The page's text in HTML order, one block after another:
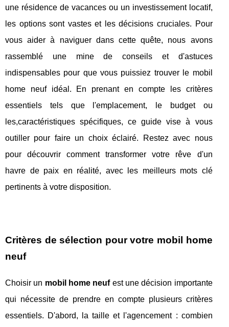
une résidence de vacances ou un investissement locatif,
les options sont vastes et les décisions cruciales. Pour
vous aider à naviguer dans cette quête, nous avons
rassemblé une mine de conseils et d'astuces
indispensables pour que vous puissiez trouver le mobil
home neuf idéal. En prenant en compte les critères
essentiels tels que l'emplacement, le budget ou
les,caractéristiques spécifiques, ce guide vise à vous
outiller pour faire un choix éclairé. Restez avec nous
pour découvrir comment transformer votre rêve d'un
havre de paix en réalité, avec les meilleurs mots clé
pertinents à votre disposition.
Critères de sélection pour votre mobil home
neuf
Choisir un mobil home neufest une décision importante
qui nécessite de prendre en compte plusieurs critères
essentiels. D'abord, la taille et l'agencement : combien